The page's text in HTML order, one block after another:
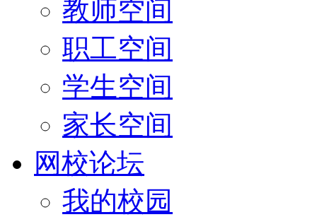
教师空间
职工空间
学生空间
家长空间
网校论坛
我的校园